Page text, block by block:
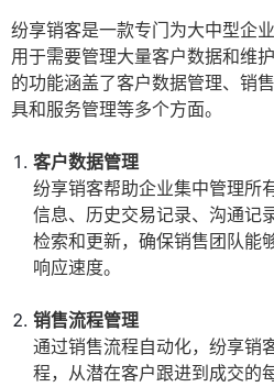
纷享销客是一款专门为大中型企
用于需要管理大量客户数据和维
的功能涵盖了客户数据管理、销
具和服务管理等多个方面。
客户数据管理
纷享销客帮助企业集中管理所
信息、历史交易记录、沟通记
检索和更新，确保销售团队能
响应速度。
销售流程管理
通过销售流程自动化，纷享销
程，从潜在客户跟进到成交的